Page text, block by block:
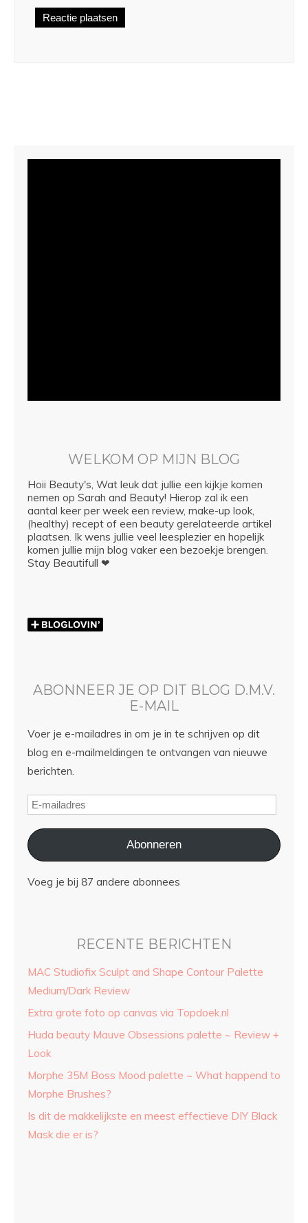
WELKOM OP MIJN BLOG
Hoii Beauty's, Wat leuk dat jullie een kijkje komen
nemen op Sarah and Beauty! Hierop zal ik een
aantal keer per week een review, make-up look,
(healthy) recept of een beauty gerelateerde artikel
plaatsen. Ik wens jullie veel leesplezier en hopelijk
komen jullie mijn blog vaker een bezoekje brengen.
Stay Beautifull ❤
ABONNEER JE OP DIT BLOG D.M.V.
E-MAIL
Voer je e-mailadres in om je in te schrijven op dit
blog en e-mailmeldingen te ontvangen van nieuwe
berichten.
Abonneren
Voeg je bij 87 andere abonnees
RECENTE BERICHTEN
MAC Studiofix Sculpt and Shape Contour Palette
Medium/Dark Review
Extra grote foto op canvas via Topdoek.nl
Huda beauty Mauve Obsessions palette ~ Review +
Look
Morphe 35M Boss Mood palette ~ What happend to
Morphe Brushes?
Is dit de makkelijkste en meest effectieve DIY Black
Mask die er is?